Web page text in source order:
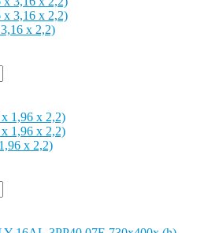
х 2,2)
х 2,2)